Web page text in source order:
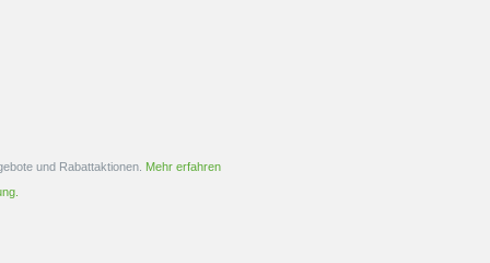
und Rabattaktionen. Mehr erfahren